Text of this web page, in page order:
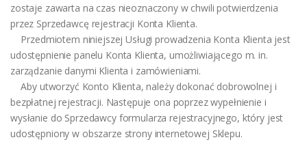
zostaje zawarta na czas nieoznaczony w chwili potwierdzenia
przez Sprzedawcę rejestracji Konta Klienta.
Przedmiotem niniejszej Usługi prowadzenia Konta Klienta jest
udostępnienie panelu Konta Klienta, umożliwiającego m. in.
zarządzanie danymi Klienta i zamówieniami.
Aby utworzyć Konto Klienta, należy dokonać dobrowolnej i
bezpłatnej rejestracji. Następuje ona poprzez wypełnienie i
wysłanie do Sprzedawcy formularza rejestracyjnego, który jest
udostępniony w obszarze strony internetowej Sklepu.